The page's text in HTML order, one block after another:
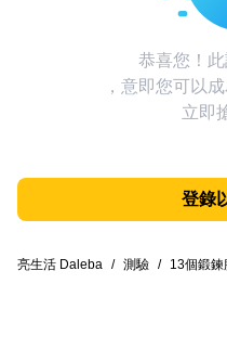
恭喜您！
，意即您可以
立即
登錄
亮生活 Daleba / 測驗 / 13個鍛